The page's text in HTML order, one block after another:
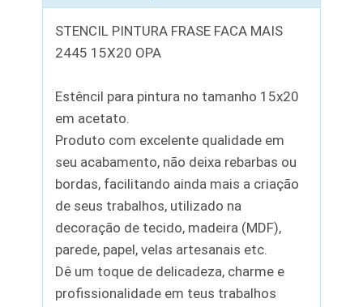
STENCIL PINTURA FRASE FACA MAIS
2445 15X20 OPA
Estêncil para pintura no tamanho 15x20
em acetato.
Produto com excelente qualidade em
seu acabamento, não deixa rebarbas ou
bordas, facilitando ainda mais a criação
de seus trabalhos, utilizado na
decoração de tecido, madeira (MDF),
parede, papel, velas artesanais etc.
Dê um toque de delicadeza, charme e
profissionalidade em teus trabalhos